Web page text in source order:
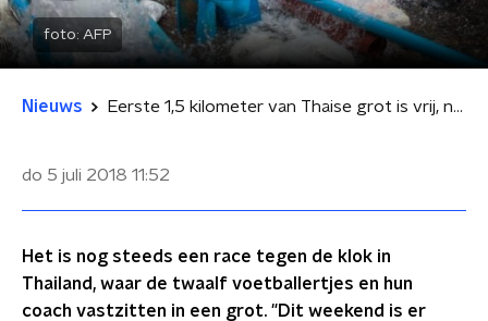
foto: AFP
Nieuws Eerste 1,5 kilometer van Thaise grot is vrij, nog 2,5 te gaan
do 5 juli 2018 11:52
Het is nog steeds een race tegen de klok in
Thailand, waar de twaalf voetballertjes en hun
coach vastzitten in een grot. "Dit weekend is er